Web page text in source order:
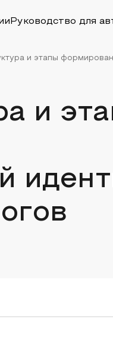
Руководство для
и этапы
и